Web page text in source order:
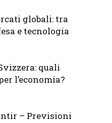
globali: tra
e tecnologia
quali
l’economia?
– Previsioni